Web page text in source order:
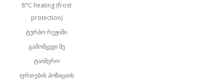
8°C heating (frost
protection)
ტურბო რეჟიმი
გამომყევი მე
ტაიმერო
ფრთების პოზიციის